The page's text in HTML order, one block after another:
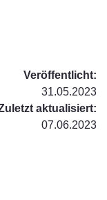
Veröffentlicht:
31.05.2023
aktualisiert:
07.06.2023